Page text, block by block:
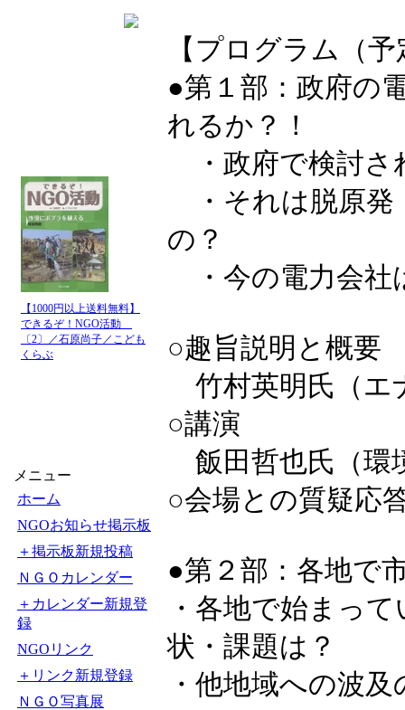
【1000円以上送料無料】
できるぞ！NGO活動
〔2〕／石原尚子／こども
くらぶ
メニュー
ホーム
NGOお知らせ掲示板
＋掲示板新規投稿
ＮＧＯカレンダー
＋カレンダー新規登
録
NGOリンク
＋リンク新規登録
ＮＧＯ写真展
【プログラム（
●第１部：政府の
れるか？！
・政府で検討さ
・それは脱原発
の？
・今の電力会社
○趣旨説明と概要
竹村英明氏（エ
○講演
飯田哲也氏（環
○会場との質疑応
●第２部：各地で
・各地で始まっ
状・課題は？
・他地域への波